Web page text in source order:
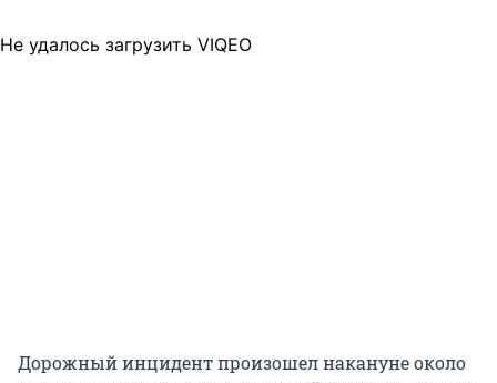
Не удалось загрузить VIQEO
Дорожный инцидент произошел накануне около